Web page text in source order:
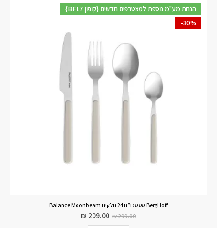
{BF17 קופון} הנחת מע"מ נוספת למצטרפים חדשים
-30%
BergHoff סט סכו”ם 24 חלקים Balance Moonbeam
₪299.00
₪ 209.00